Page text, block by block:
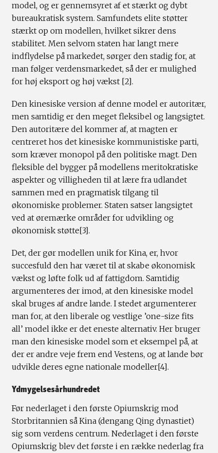
model, og er gennemsyret af et stærkt og dybt
bureaukratisk system. Samfundets elite støtter
stærkt op om modellen, hvilket sikrer dens
stabilitet. Men selvom staten har langt mere
indflydelse på markedet, sørger den stadig for, at
man følger verdensmarkedet, så der er mulighed
for høj eksport og høj vækst [2].
Den kinesiske version af denne model er autoritær,
men samtidig er den meget fleksibel og langsigtet.
Den autoritære del kommer af, at magten er
centreret hos det kinesiske kommunistiske parti,
som kræver monopol på den politiske magt. Den
fleksible del bygger på modellens meritokratiske
aspekter og villigheden til at lære fra udlandet
sammen med en pragmatisk tilgang til
økonomiske problemer. Staten satser langsigtet
ved at øremærke områder for udvikling og
økonomisk støtte[3].
Det, der gør modellen unik for Kina, er, hvor
succesfuld den har været til at skabe økonomisk
vækst og løfte folk ud af fattigdom. Samtidig
argumenteres der imod, at den kinesiske model
skal bruges af andre lande. I stedet argumenterer
man for, at den liberale og vestlige ’one-size fits
all’ model ikke er det eneste alternativ. Her bruger
man den kinesiske model som et eksempel på, at
der er andre veje frem end Vestens, og at lande bør
udvikle deres egne nationale modeller[4].
Ydmygelsesårhundredet
Før nederlaget i den første Opiumskrig mod
Storbritannien så Kina (dengang Qing dynastiet)
sig som verdens centrum. Nederlaget i den første
Opiumskrig blev det første i en række nederlag fra